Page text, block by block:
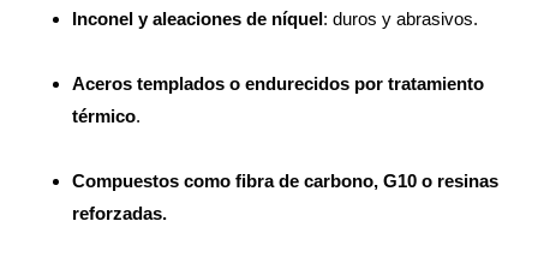
Inconel y aleaciones de níquel: duros y abrasivos.
Aceros templados o endurecidos por tratamiento
térmico.
Compuestos como fibra de carbono, G10 o resinas
reforzadas.